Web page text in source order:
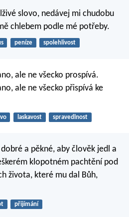
slovo, nedávej mi chudobu
chlebem podle mé potřeby.
peníze spolehlivost
ale ne všecko prospívá.
ale ne všecko přispívá ke
laskavost spravedlnost
a pěkné, aby člověk jedl a
klopotném pachtění pod
života, které mu dal Bůh,
přijímání